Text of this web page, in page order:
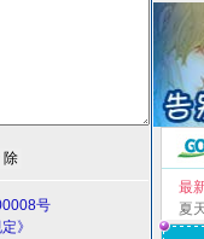
号
》
最
夏